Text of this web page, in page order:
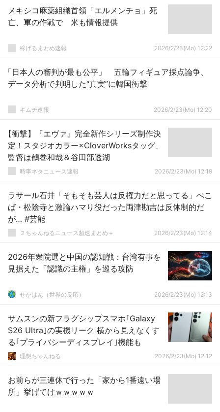
メキシコ麻薬組織首領「エルメンチョ」死
亡、軍の作戦で 米も情報提供
稼げるまとめ速報 2026/2/23(Mo) 12:22
「日本人の審判が最も公平」 五輪フィギュア採点論争、
データ分析で判明した“真実”に韓国衝撃
キムチ速報 2026/2/23(Mo) 12:20
【衝撃】『エヴァ』完全新作シリーズ制作決
定！スタジオカラー×CloverWorksタッグ、
監督は鶴巻和哉＆谷田部透湖
時事ネタニュース速報 2026/2/23(Mo) 12:19
ラサール石井「そもそも芸人は反権力だと思ってる」ぺこ
ぱ・松陰寺と激論ハマり役だった両津勘吉は反体制的だ
が… #芸能
２ちゃんねるニュース超速まとめ＋ 2026/2/23(Mo) 12:14
2026年衆院選と中国の認知戦：台湾有事を
見据えた「認識の主権」を巡る攻防
せかはん（世界の反応） 2026/2/23(Mo) 12:13
サムスンの新フラグシップスマホ｢Galaxy
S26 Ultra｣の実機リーク 横から見えなくす
る｢プライバシーディスプレイ｣機能も
理想ちゃんねる 2026/2/23(Mo) 12:12
お前らが三連休で行った「家から1番遠い場
所」挙げてけｗｗｗｗｗ